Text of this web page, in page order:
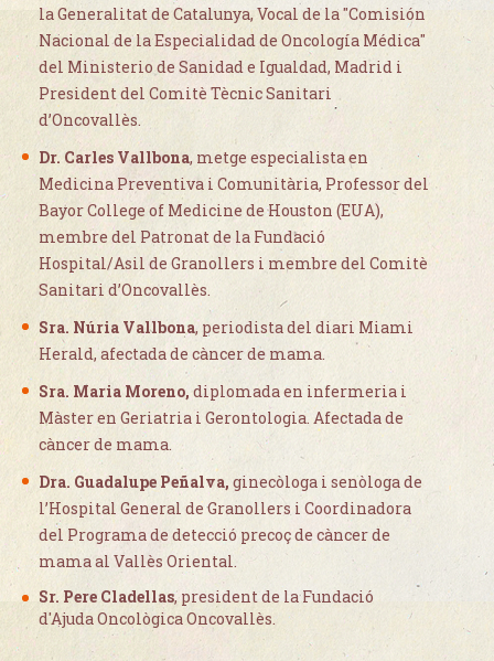
la Generalitat de Catalunya, Vocal de la "Comisión
Nacional de la Especialidad de Oncología Médica"
del Ministerio de Sanidad e Igualdad, Madrid i
President del Comitè Tècnic Sanitari
d’Oncovallès.
Dr. Carles Vallbona, metge especialista en
Medicina Preventiva i Comunitària, Professor del
Bayor College of Medicine de Houston (EUA),
membre del Patronat de la Fundació
Hospital/Asil de Granollers i membre del Comitè
Sanitari d’Oncovallès.
Sra. Núria Vallbona, periodista del diari Miami
Herald, afectada de càncer de mama.
Sra. Maria Moreno, diplomada en infermeria i
Màster en Geriatria i Gerontologia. Afectada de
càncer de mama.
Dra. Guadalupe Peñalva, ginecòloga i senòloga de
l’Hospital General de Granollers i Coordinadora
del Programa de detecció precoç de càncer de
mama al Vallès Oriental.
Sr. Pere Cladellas, president de la Fundació
d'Ajuda Oncològica Oncovallès.